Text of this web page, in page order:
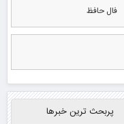
فال حافظ
پربحث ترین خبرها